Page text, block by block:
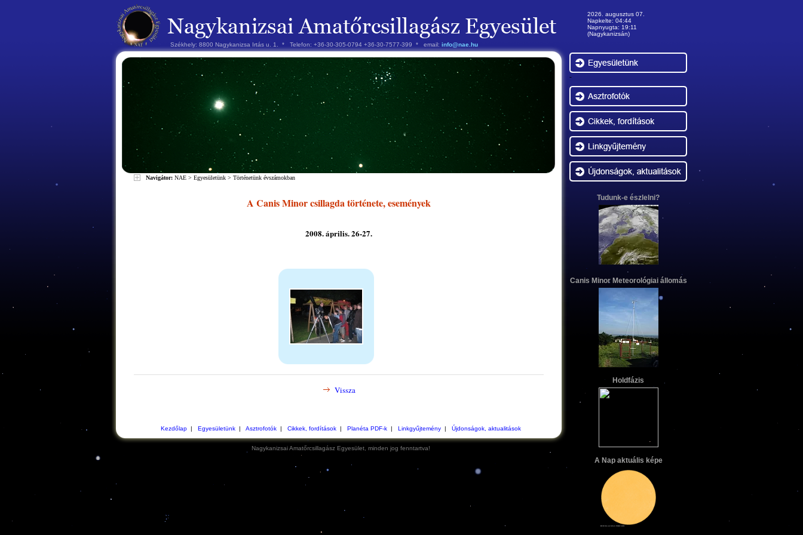
Székhely: 8800 Nagykanizsa Irtás u. 1. * Telefon: +36-30-305-0794 +36-30-7577-399 * email: info@nae.hu
Navigátor: NAE > Egyesületünk > Történetünk évszámokban
A Canis Minor csillagda története, események
2008. április. 26-27.
Vissza
Kezdőlap| Egyesületünk| Asztrofotók| Cikkek, fordítások| Planéta PDF-k| Linkgyűjtemény| Újdonságok, aktualitások
Nagykanizsai Amatőrcsillagász Egyesület, minden jog fenntartva!
2026. augusztus 07.
Napkelte: 04:44
Napnyugta: 19:11
(Nagykanizsán)
-
Tudunk-e észlelni?
Canis Minor Meteorológiai állomás
Holdfázis
A Nap aktuális képe